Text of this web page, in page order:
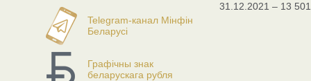
Telegram-канал Мінфін
Беларусі
Графічны знак
беларускага рубля
31.12.2021 – 13